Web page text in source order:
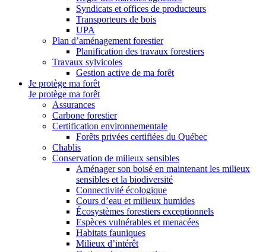
Syndicats et offices de producteurs
Transporteurs de bois
UPA
Plan d’aménagement forestier
Planification des travaux forestiers
Travaux sylvicoles
Gestion active de ma forêt
Je protège ma forêt
Je protège ma forêt
Assurances
Carbone forestier
Certification environnementale
Forêts privées certifiées du Québec
Chablis
Conservation de milieux sensibles
Aménager son boisé en maintenant les milieux
sensibles et la biodiversité
Connectivité écologique
Cours d’eau et milieux humides
Écosystèmes forestiers exceptionnels
Espèces vulnérables et menacées
Habitats fauniques
Milieux d’intérêt